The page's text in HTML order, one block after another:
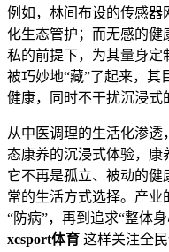
例如，林间布设的传感器
化生态管护；而无感的健
私的前提下，为其量身定
被巧妙地“藏”了起来，其
健康，同时不干扰沉浸式
从中医调理的生活化渗
态康养的沉浸式体验，康
它不再是孤立、被动的健
常的生活方式选择。产业
“防病”，再到追求“整体
xcsport体育 这样关注全